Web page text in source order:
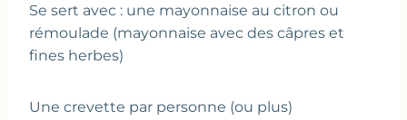
Se sert avec : une mayonnaise au citron ou
rémoulade (mayonnaise avec des câpres et
fines herbes)
Une crevette par personne (ou plus)